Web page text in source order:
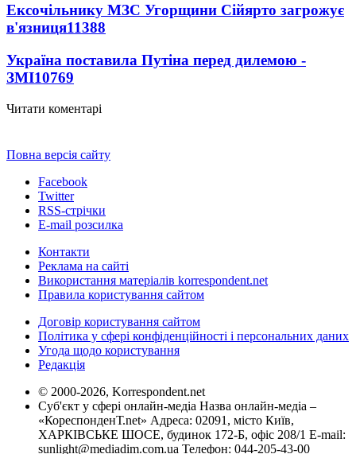
Ексочільнику МЗС Угорщини Сійярто загрожує
в'язниця11388
Україна поставила Путіна перед дилемою -
ЗМІ10769
Читати коментарі
Повна версія сайту
Facebook
Twitter
RSS-стрічки
E-mail розсилка
Контакти
Реклама на сайті
Використання матеріалів korrespondent.net
Правила користування сайтом
Договір користування сайтом
Політика у сфері конфіденційності і персональних даних
Угода щодо користування
Редакція
© 2000-2026, Korrespondent.net
Суб'єкт у сфері онлайн-медіа Назва онлайн-медіа –
«КореспонденТ.net» Адреса: 02091, місто Київ,
ХАРКІВСЬКЕ ШОСЕ, будинок 172-Б, офіс 208/1 E-mail:
sunlight@mediadim.com.ua Телефон: 044-205-43-00